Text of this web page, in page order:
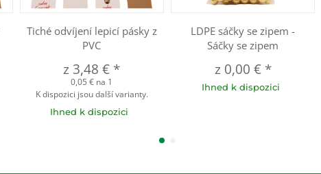
Tiché odvíjení lepicí pásky z
PVC
z 3,48 € *
0,05 € na 1
K dispozici jsou další varianty.
Ihned k dispozici
LDPE sáčky se zipem -
Sáčky se zipem
z 0,00 € *
Ihned k dispozici